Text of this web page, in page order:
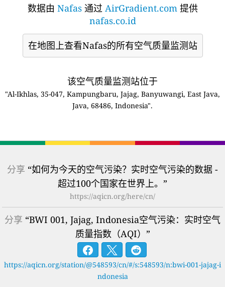
数据由 Nafas通过 AirGradient.com提供
nafas.co.id
在地图上查看Nafas的所有空气质量监测站
该空气质量监测站位于
"Al-Ikhlas, 35-047, Kampungbaru, Jajag, Banyuwangi, East Java,
Java, 68486, Indonesia".
分享 “如何为今天的空气污染？实时空气污染的数据 -
超过100个国家在世界上。”
https://aqicn.org/here/cn/
分享 “BWI 001, Jajag, Indonesia空气污染：实时空气
质量指数（AQI）”
https://aqicn.org/station/@548593/cn/#/s:548593/n:bwi-001-jajag-i
ndonesia